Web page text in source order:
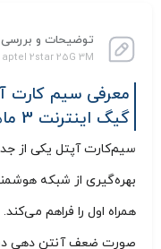
توضیحات و بررسی
2star 25G 3M
گیگ اینترنت 3 ماهه
سیم‌کارت آپتل یکی از
بهره‌گیری از شبکه
همراه اول را فراهم
صورت ضعف آنتن‌ دهی در